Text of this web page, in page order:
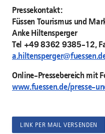
Pressekontakt:
Füssen Tourismus und
Anke Hiltensperger
Tel +49 8362 9385-12,
Online-Pressebereich mit
www.fuessen.de/presse-
LINK PER MAIL VERSENDEN